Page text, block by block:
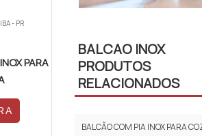
- PR
PARA
BALCAO INOX
PRODUTOS
RELACIONADOS
BALCÃO COM PIA INOX PARA